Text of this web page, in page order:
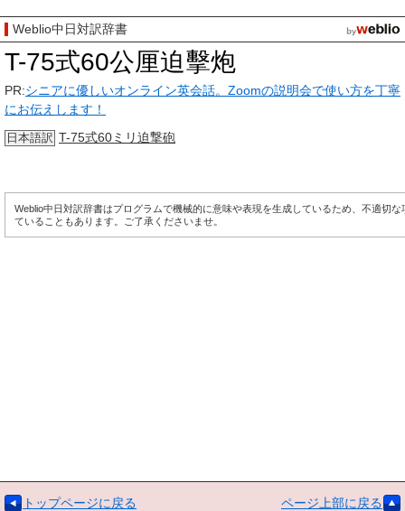
Weblio中日対訳辞書
T-75式60公厘迫擊炮
PR:シニアに優しいオンライン英会話。Zoomの説明会で使い方を丁寧
にお伝えします！
日本語訳 T-75式60ミリ迫撃砲
Weblio中日対訳辞書はプログラムで機械的に意味や表現を生成しているため、不適切な
ていることもあります。ご了承くださいませ。
トップページに戻る ページ上部に戻る